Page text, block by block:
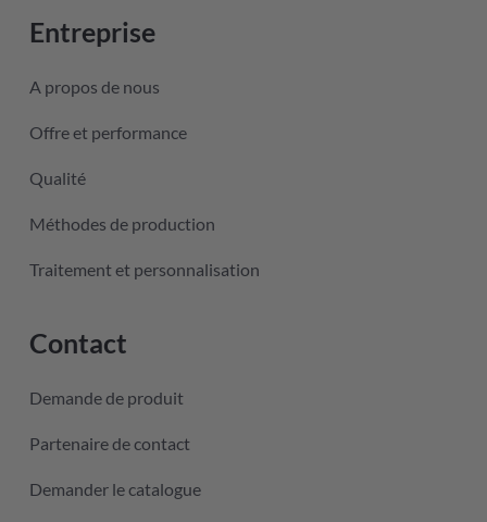
Entreprise
A propos de nous
Offre et performance
Qualité
Méthodes de production
Traitement et personnalisation
Contact
Demande de produit
Partenaire de contact
Demander le catalogue